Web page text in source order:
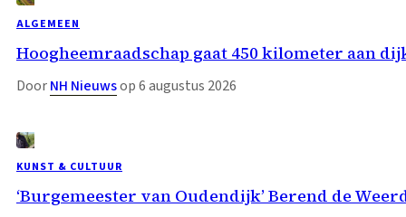
ALGEMEEN
Hoogheemraadschap gaat 450 kilometer aan
DoorNH Nieuwsop 6 augustus 2026
KUNST & CULTUUR
‘Burgemeester van Oudendijk’ Berend de